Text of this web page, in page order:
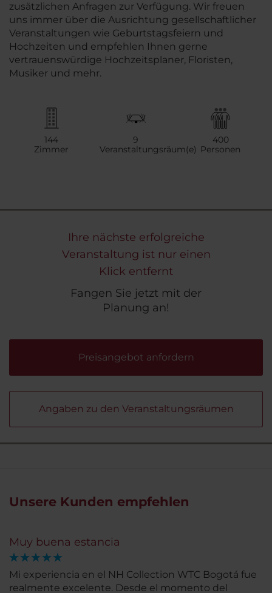
zusätzlichen Anfragen zur Verfügung. Wir freuen
uns immer über die Ausrichtung gesellschaftlicher
Veranstaltungen wie Geburtstagsfeiern und
Hochzeiten und empfehlen Ihnen gerne
vertrauenswürdige Hochzeitsplaner, Floristen,
Musiker und mehr.
144
Zimmer
9
Veranstaltungsräum(e)
400
Personen
Ihre nächste erfolgreiche
Veranstaltung ist nur einen
Klick entfernt
Fangen Sie jetzt mit der
Planung an!
Preisangebot anfordern
Angaben zu den Veranstaltungsräumen
Unsere Kunden empfehlen
Muy buena estancia
Mi experiencia en el NH Collection WTC Bogotá fue
realmente excelente. Desde el momento del